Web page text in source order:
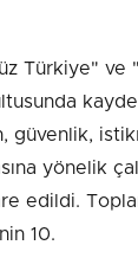
Türkiye" ve
güvenlik,
yönelik
edildi.
10.